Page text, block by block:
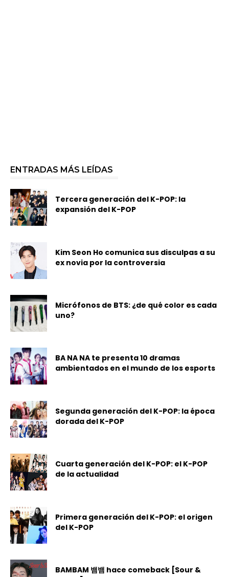
ENTRADAS MÁS LEÍDAS
Tercera generación del K-POP: la
expansión del K-POP
Kim Seon Ho comunica sus disculpas a su
ex novia por la controversia
Micrófonos de BTS: ¿de qué color es cada
uno?
BA NA NA te presenta 10 dramas
ambientados en el mundo de los esports
Segunda generación del K-POP: la época
dorada del K-POP
Cuarta generación del K-POP: el K-POP
de la actualidad
Primera generación del K-POP: el origen
del K-POP
BAMBAM 뱀뱀 hace comeback [Sour &